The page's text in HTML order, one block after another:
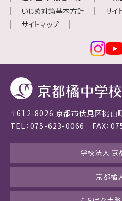
いじめ対策基本方針
サイ
サイトマップ
〒612-8026 京都市伏見区桃山
TEL：075-623-0066 FAX：
学校法人 京
京都橘